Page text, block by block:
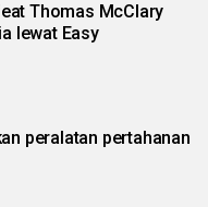
Thomas McClary
lewat Easy
peralatan pertahanan